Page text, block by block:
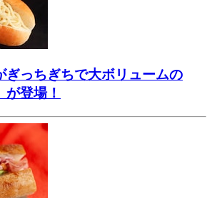
ぎっちぎちで大ボリュームの
が登場！